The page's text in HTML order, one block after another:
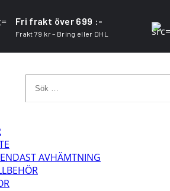
Fri frakt över 699 :-
Frakt 79 kr – Bring eller DHL
AVHÄMTNING